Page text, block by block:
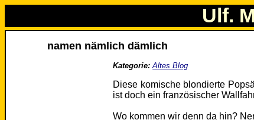
Ulf.
namen nämlich dämlich
Kategorie: Altes Blog
Diese komische blondierte
ist doch ein französischer
Wo kommen wir denn da hin?